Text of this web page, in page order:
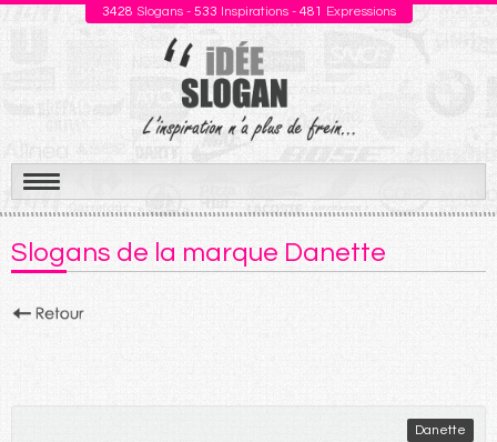
3428 Slogans - 533 Inspirations - 481 Expressions
Aller
au
contenu
Slogans de la marque Danette
Danette